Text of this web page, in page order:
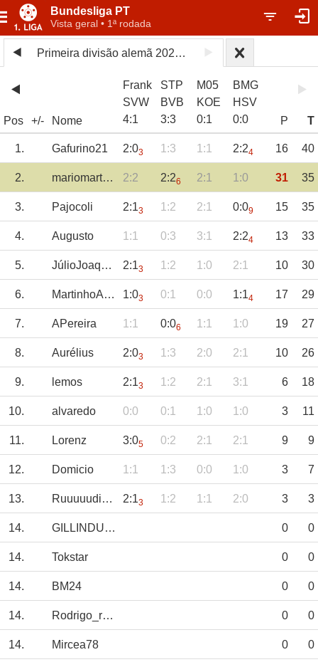
Bundesliga PT
Vista geral • 1ª rodada
Primeira divisão alemã 2025/26
Pos +/- Nome
Frank
SVW
4:1
STP
BVB
3:3
M05
KOE
0:1
BMG
HSV
0:0 P T
1. Gafurino21 2:03 1:3 1:1 2:24 16 40
2. mariomartins 2:2 2:26 2:1 1:0 31 35
3. Pajocoli 2:13 1:2 2:1 0:09 15 35
4. Augusto 1:1 0:3 3:1 2:24 13 33
5. JúlioJoaquim 2:13 1:2 1:0 2:1 10 30
6. MartinhoAmorim 1:03 0:1 0:0 1:14 17 29
7. APereira 1:1 0:06 1:1 1:0 19 27
8. Aurélius 2:03 1:3 2:0 2:1 10 26
9. lemos 2:13 1:2 2:1 3:1 6 18
10. alvaredo 0:0 0:1 1:0 1:0 3 11
11. Lorenz 3:05 0:2 2:1 2:1 9 9
12. Domicio 1:1 1:3 0:0 1:0 3 7
13. RuuuuudiVöller 2:13 1:2 1:1 2:0 3 3
14. GILLINDUUU 0 0
14. Tokstar 0 0
14. BM24 0 0
14. Rodrigo_ryanair 0 0
14. Mircea78 0 0